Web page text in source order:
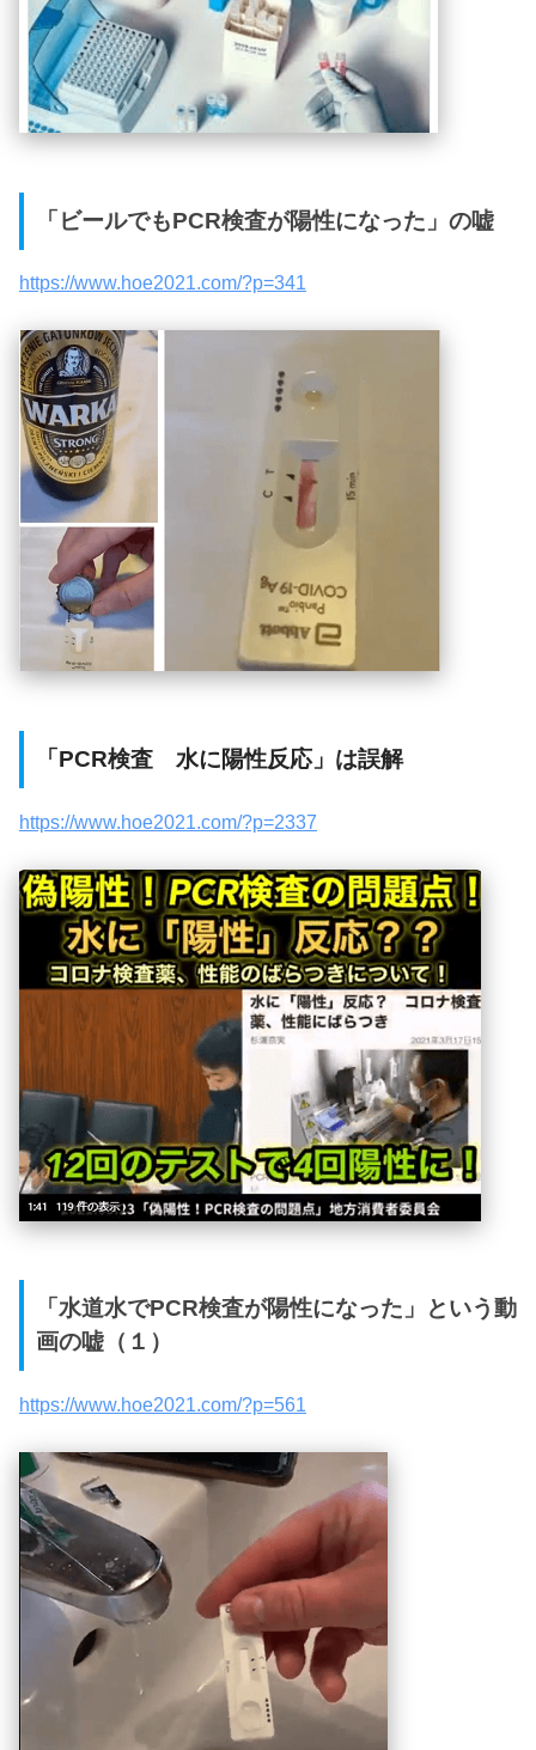
「ビールでもPCR検査が陽性になった」の嘘
https://www.hoe2021.com/?p=341
「PCR検査 水に陽性反応」は誤解
https://www.hoe2021.com/?p=2337
「水道水でPCR検査が陽性になった」という動
画の嘘（１）
https://www.hoe2021.com/?p=561